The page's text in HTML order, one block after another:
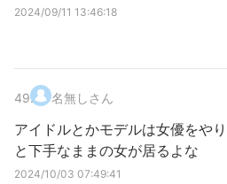
2024/09/11 13:46:18
49. 名無しさん
アイドルとかモデルは女優をや
と下手なままの女が居るよな
2024/10/03 07:49:41